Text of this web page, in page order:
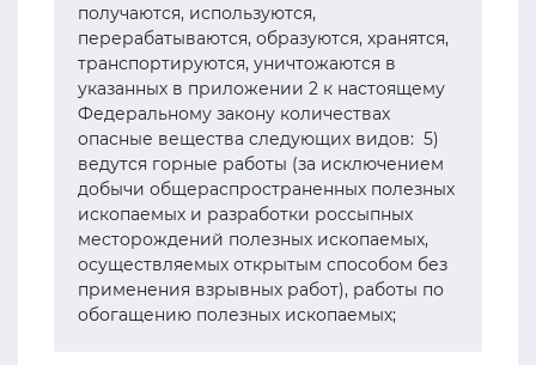
получаются, используются,
перерабатываются, образуются, хранятся,
транспортируются, уничтожаются в
указанных в приложении 2 к настоящему
Федеральному закону количествах
опасные вещества следующих видов: 5)
ведутся горные работы (за исключением
добычи общераспространенных полезных
ископаемых и разработки россыпных
месторождений полезных ископаемых,
осуществляемых открытым способом без
применения взрывных работ), работы по
обогащению полезных ископаемых;